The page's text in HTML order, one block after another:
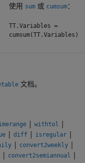
使用 sum或 cumsum：
TT.Variables =
cumsum(TT.Variables)
文档。
| withtol |
| diff | isregular |
| convert2weekly |
| convert2semiannual |